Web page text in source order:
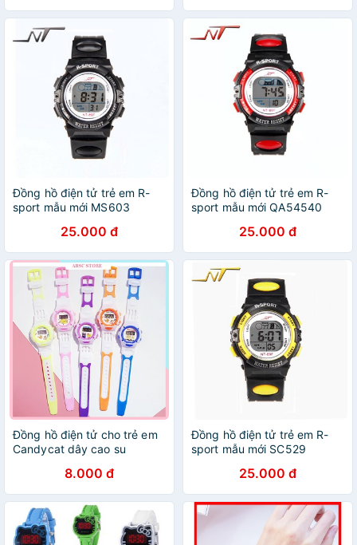
Đồng hồ điện tử trẻ em R-
sport mẫu mới MS603
25.000 đ
Đồng hồ điện tử trẻ em R-
sport mẫu mới QA54540
25.000 đ
Đồng hồ điện tử cho trẻ em
Candycat dây cao su
8.000 đ
Đồng hồ điện tử trẻ em R-
sport mẫu mới SC529
25.000 đ